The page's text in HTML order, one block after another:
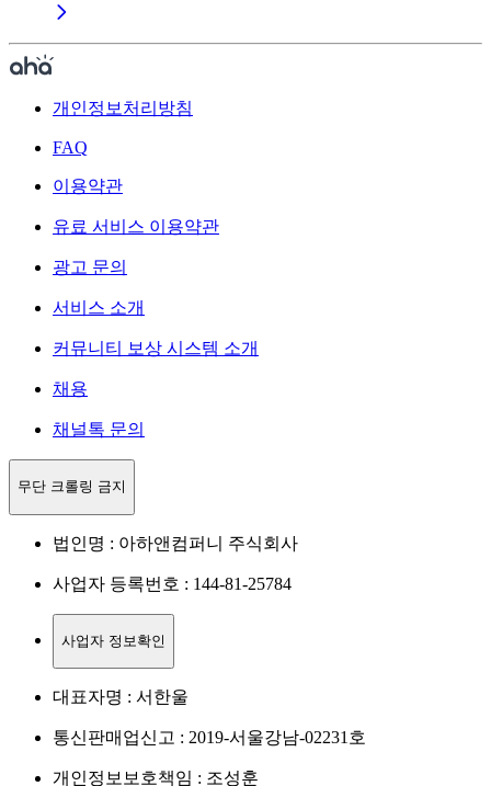
개인정보처리방침
FAQ
이용약관
유료 서비스 이용약관
광고 문의
서비스 소개
커뮤니티 보상 시스템 소개
채용
채널톡 문의
무단 크롤링 금지
법인명 : 아하앤컴퍼니 주식회사
사업자 등록번호 : 144-81-25784
사업자 정보확인
대표자명 : 서한울
통신판매업신고 : 2019-서울강남-02231호
개인정보보호책임 : 조성훈